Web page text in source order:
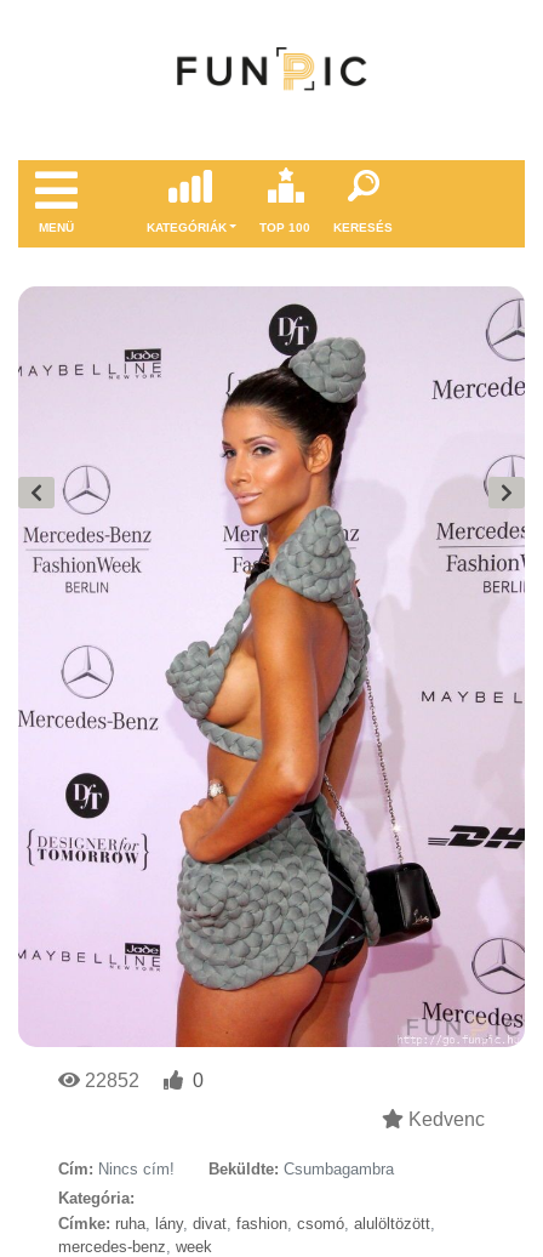
MENÜ KATEGÓRIÁK TOP 100 KERESÉS
22852
0
Kedvenc
Cím: Nincs cím! Beküldte: Csumbagambra
Kategória:
Címke: ruha, lány, divat, fashion, csomó, alulöltözött,
mercedes-benz, week